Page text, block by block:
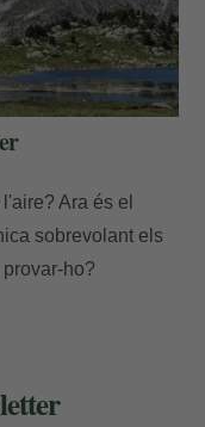
Ara és el
sobrevolant els
ho?